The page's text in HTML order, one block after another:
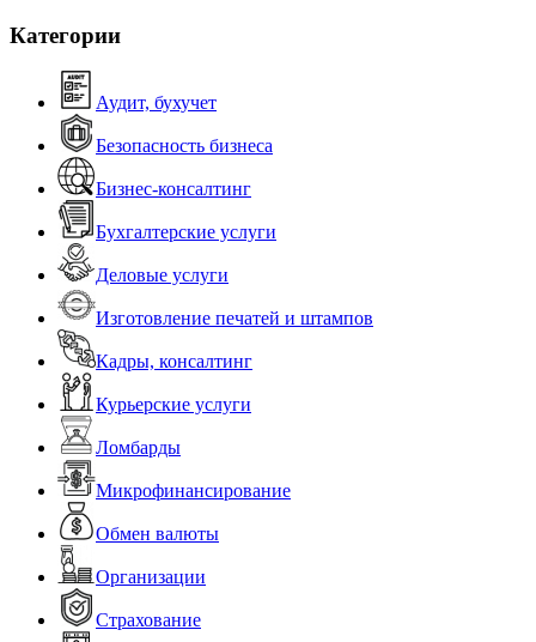
Категории
Аудит, бухучет
Безопасность бизнеса
Бизнес-консалтинг
Бухгалтерские услуги
Деловые услуги
Изготовление печатей и штампов
Кадры, консалтинг
Курьерские услуги
Ломбарды
Микрофинансирование
Обмен валюты
Организации
Страхование